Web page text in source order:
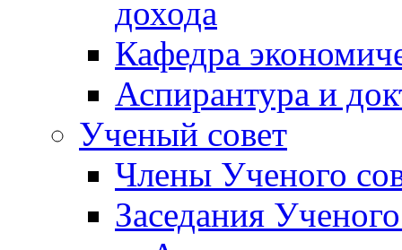
дохода
Кафедра
Аспирантура и
Ученый совет
Члены Ученого
Заседания